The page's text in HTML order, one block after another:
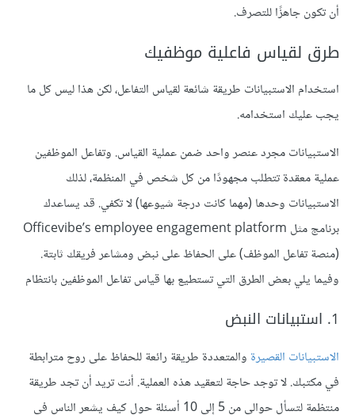
أن تكون جاهزًا للتصرف.
طرق لقياس فاعلية موظفيك
استخدام الاستبيانات طريقة شائعة لقياس التفاعل، لكن هذا ليس كل ما
يجب عليك استخدامه.
الاستبيانات مجرد عنصر واحد ضمن عملية القياس. وتفاعل الموظفين
عملية معقدة تتطلب مجهودًا من كل شخص في المنظمة، لذلك
الاستبيانات وحدها (مهما كانت درجة شيوعها) لا تكفي. قد يساعدك
برنامج مثل Officevibe’s employee engagement platform
(منصة تفاعل الموظف) على الحفاظ على نبض ومشاعر فريقك ثابتة.
وفيما يلي بعض الطرق التي تستطيع بها قياس تفاعل الموظفين بانتظام
1. استبيانات النبض
الاستبيانات القصيرة والمتعددة طريقة رائعة للحفاظ على روح مترابطة
في مكتبك. لا توجد حاجة لتعقيد هذه العملية. أنت تريد أن تجد طريقة
منتظمة لتسأل حوالي من 5 إلى 10 أسئلة حول كيف يشعر الناس في